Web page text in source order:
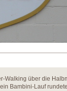
Walking über die
Bambini-Lauf